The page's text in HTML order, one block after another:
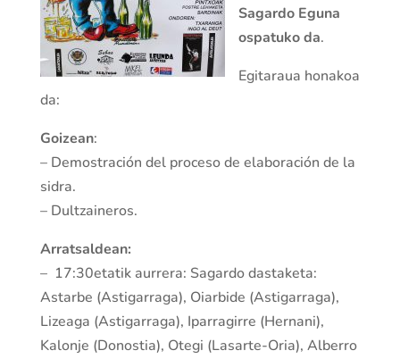
Sagardo Eguna
ospatuko da.
Egitaraua honakoa
da:
Goizean:
– Demostración del proceso de elaboración de la
sidra.
– Dultzaineros.
Arratsaldean:
– 17:30etatik aurrera: Sagardo dastaketa:
Astarbe (Astigarraga), Oiarbide (Astigarraga),
Lizeaga (Astigarraga), Iparragirre (Hernani),
Kalonje (Donostia), Otegi (Lasarte-Oria), Alberro